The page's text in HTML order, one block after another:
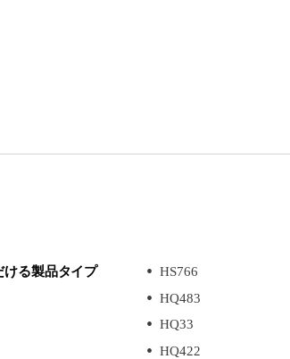
ける製品タイプ
HS766
HQ483
HQ33
HQ422